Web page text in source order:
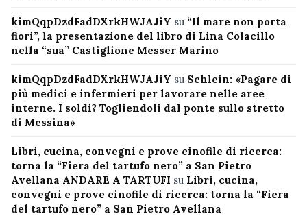
kimQqpDzdFadDXrkHWJAJiY su “Il mare non porta
fiori”, la presentazione del libro di Lina Colacillo
nella “sua” Castiglione Messer Marino
kimQqpDzdFadDXrkHWJAJiY su Schlein: «Pagare di
più medici e infermieri per lavorare nelle aree
interne. I soldi? Togliendoli dal ponte sullo stretto
di Messina»
Libri, cucina, convegni e prove cinofile di ricerca:
torna la “Fiera del tartufo nero” a San Pietro
Avellana ANDARE A TARTUFI su Libri, cucina,
convegni e prove cinofile di ricerca: torna la “Fiera
del tartufo nero” a San Pietro Avellana